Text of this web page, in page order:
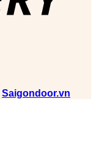
Saigondoor.vn